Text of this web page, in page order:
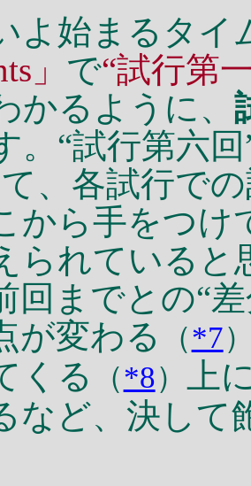
始まるタイ
」 で“試行第
かるように、
。“試行第六
て、各試行で
から手をつ
られていると
回までとの“
が変わる
（*7
くる （*8）
上
など、決して